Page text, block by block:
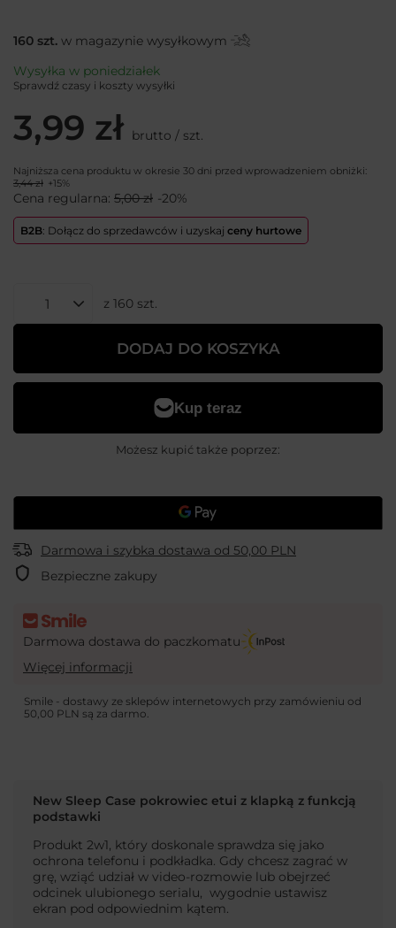
160 szt. w magazynie wysyłkowym
Wysyłka w poniedziałek
Sprawdź czasy i koszty wysyłki
3,99 zł brutto / szt.
Najniższa cena produktu w okresie 30 dni przed wprowadzeniem obniżki:
3,44 zł +15%
Cena regularna: 5,00 zł -20%
B2B: Dołącz do sprzedawców i uzyskaj ceny hurtowe
z 160 szt.
DODAJ DO KOSZYKA
Możesz kupić także poprzez:
Darmowa i szybka dostawa od 50,00 PLN
Bezpieczne zakupy
Darmowa dostawa do paczkomatu
Więcej informacji
Smile - dostawy ze sklepów internetowych przy zamówieniu od
50,00 PLN są za darmo.
New Sleep Case pokrowiec etui z klapką z funkcją
podstawki
Produkt 2w1, który doskonale sprawdza się jako
ochrona telefonu i podkładka. Gdy chcesz zagrać w
grę, wziąć udział w video-rozmowie lub obejrzeć
odcinek ulubionego serialu, wygodnie ustawisz
ekran pod odpowiednim kątem.